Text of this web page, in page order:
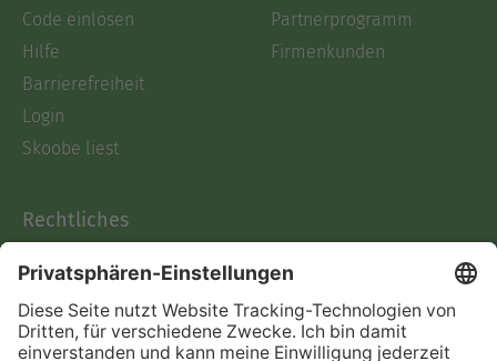
Code einlösen
Hilfe
Barrierefreiheit
Login
Skoobe liest
Partnerprogramm
Firmenkunden
Rechtliches
AGB
Informationen nach Data
Act